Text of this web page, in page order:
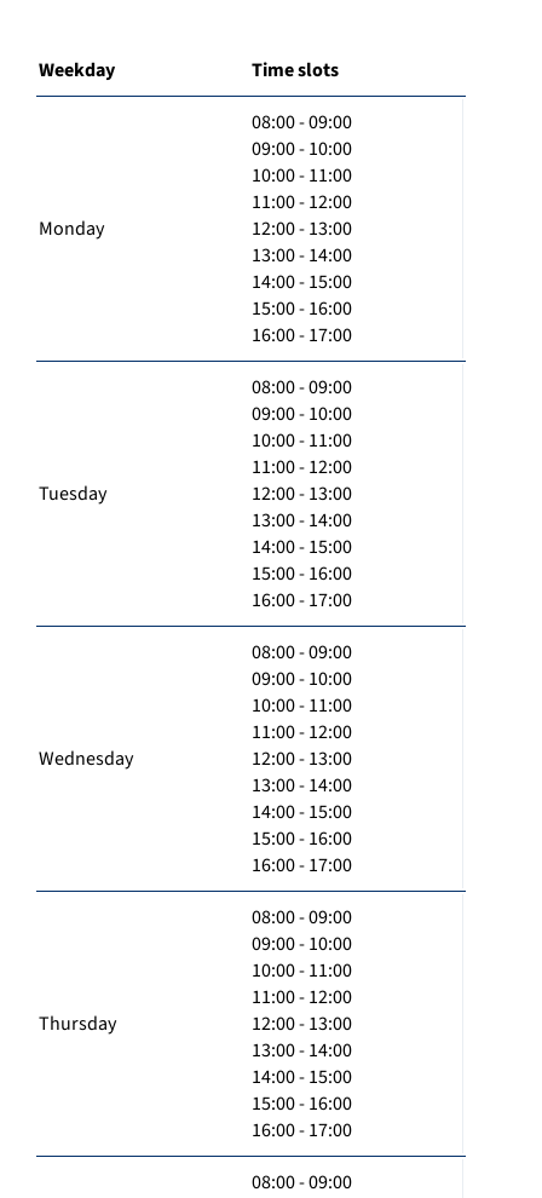
Weekday Time slots
Monday
08:00 - 09:00
09:00 - 10:00
10:00 - 11:00
11:00 - 12:00
12:00 - 13:00
13:00 - 14:00
14:00 - 15:00
15:00 - 16:00
16:00 - 17:00
Tuesday
08:00 - 09:00
09:00 - 10:00
10:00 - 11:00
11:00 - 12:00
12:00 - 13:00
13:00 - 14:00
14:00 - 15:00
15:00 - 16:00
16:00 - 17:00
Wednesday
08:00 - 09:00
09:00 - 10:00
10:00 - 11:00
11:00 - 12:00
12:00 - 13:00
13:00 - 14:00
14:00 - 15:00
15:00 - 16:00
16:00 - 17:00
Thursday
08:00 - 09:00
09:00 - 10:00
10:00 - 11:00
11:00 - 12:00
12:00 - 13:00
13:00 - 14:00
14:00 - 15:00
15:00 - 16:00
16:00 - 17:00
08:00 - 09:00